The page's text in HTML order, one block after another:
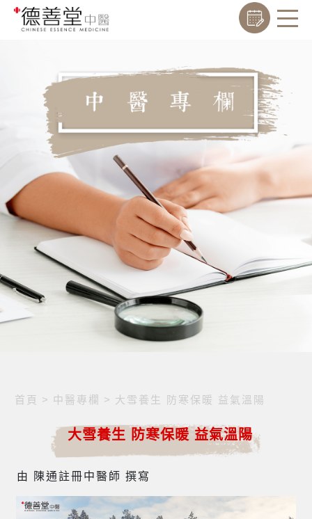
首頁 > 中醫專欄 > 大雪養生 防寒保暖 益氣溫陽
大雪養生 防寒保暖 益氣溫陽
由 陳通註冊中醫師 撰寫